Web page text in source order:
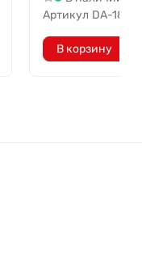
Артикул DA-
В корзину